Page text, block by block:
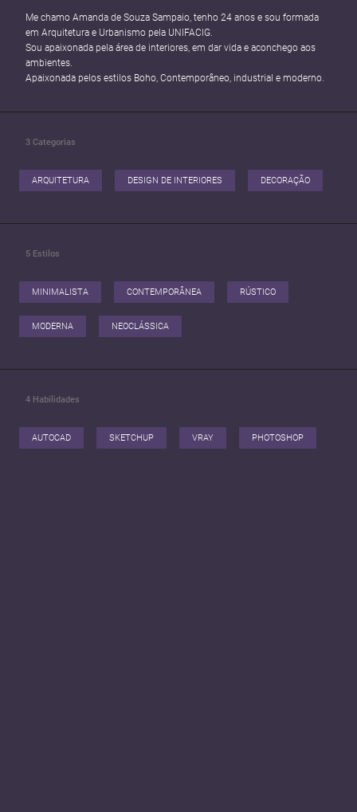
Me chamo Amanda de Souza Sampaio, tenho 24 anos e sou formada
em Arquitetura e Urbanismo pela UNIFACIG.
Sou apaixonada pela área de interiores, em dar vida e aconchego aos
ambientes.
Apaixonada pelos estilos Boho, Contemporâneo, industrial e moderno.
3 Categorias
ARQUITETURA DESIGN DE INTERIORES DECORAÇÃO
5 Estilos
MINIMALISTA CONTEMPORÂNEA RÚSTICO
MODERNA NEOCLÁSSICA
4 Habilidades
AUTOCAD SKETCHUP VRAY PHOTOSHOP